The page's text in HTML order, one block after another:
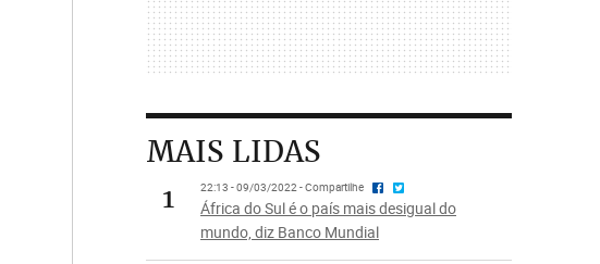
MAIS LIDAS
1
22:13 - 09/03/2022 - Compartilhe
África do Sul é o país mais desigual do
mundo, diz Banco Mundial